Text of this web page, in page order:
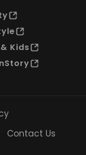
Kids
Contact Us